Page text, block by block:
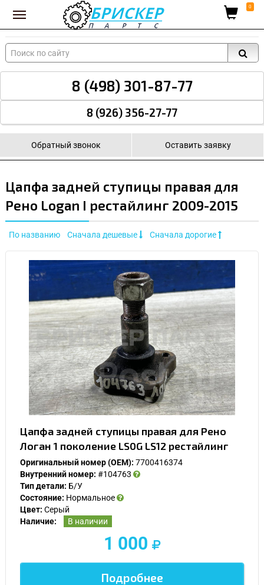
Вход для поставщиков 0
8 (498) 301-87-77
8 (926) 356-27-77
Обратный звонок Оставить заявку
Цапфа задней ступицы правая для
Рено Logan I рестайлинг 2009-2015
По названию Сначала дешевые Сначала дорогие
Цапфа задней ступицы правая для Рено
Логан 1 поколение LS0G LS12 рестайлинг
Оригинальный номер (OEM): 7700416374
Внутренний номер: #104763
Тип детали: Б/У
Состояние: Нормальное
Цвет: Серый
Наличие:
В наличии
1 000
Подробнее